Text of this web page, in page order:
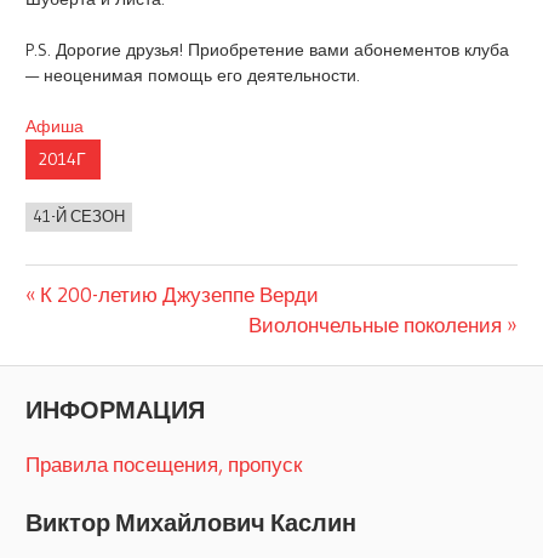
P.S. Дорогие друзья! Приобретение вами абонементов клуба
— неоценимая помощь его деятельности.
Афиша
2014Г
41-Й СЕЗОН
Навигация
записям
Предыдущая
К 200-летию Джузеппе Верди
Следующая
Виолончельные поколения
ИНФОРМАЦИЯ
Правила посещения, пропуск
Виктор Михайлович Каслин